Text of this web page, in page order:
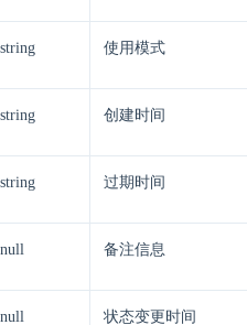
string 使用模式
string 创建时间
string 过期时间
null 备注信息
null 状态变更时间